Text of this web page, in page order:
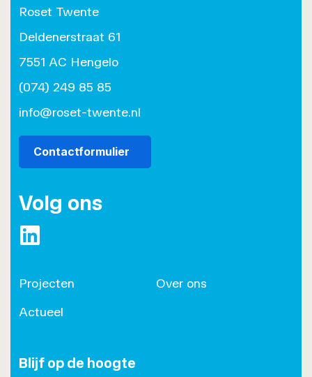
Roset Twente
Deldenerstraat 61
7551 AC Hengelo
(074) 249 85 85
info@roset-twente.nl
Contactformulier
Volg ons
Projecten
Over ons
Actueel
Blijf op de hoogte